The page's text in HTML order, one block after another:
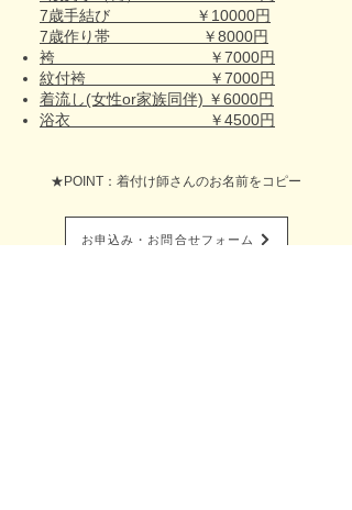
7歳手結び ￥10000円
7歳作り帯 ￥8000円
袴 ￥7000円
紋付袴 ￥7000円
着流し(女性or家族同伴) ￥6000円
浴衣 ￥4500円
★POINT：着付け師さんのお名前をコピー
お申込み・お問合せフォーム